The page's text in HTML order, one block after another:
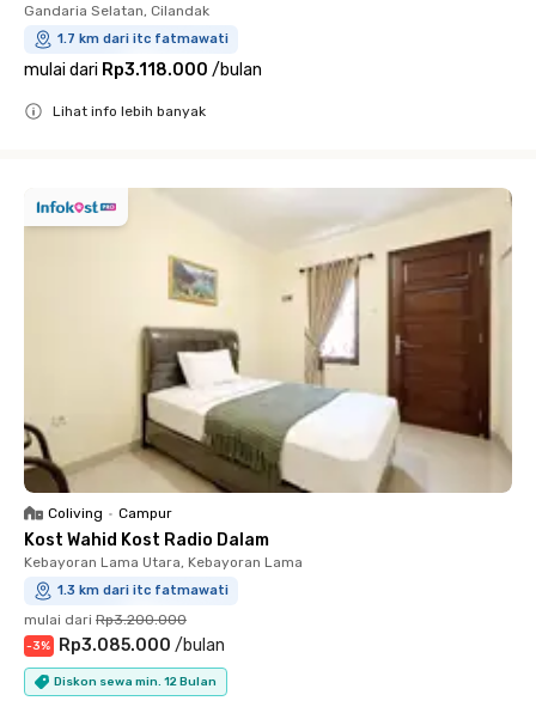
Gandaria Selatan, Cilandak
1.7 km dari itc fatmawati
mulai dari Rp3.118.000 /bulan
Lihat info lebih banyak
Coliving • Campur
Kost Wahid Kost Radio Dalam
Kebayoran Lama Utara, Kebayoran Lama
1.3 km dari itc fatmawati
mulai dari Rp3.200.000
-3% Rp3.085.000 /bulan
Diskon sewa min. 12 Bulan